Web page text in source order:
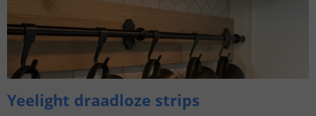
Yeelight draadloze strips